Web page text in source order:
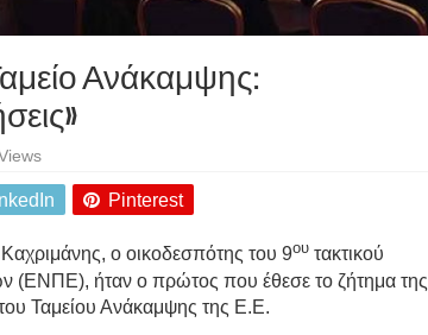
Ανάκαμψης:
Pinterest
ο οικοδεσπότης του 9ου τακτικού
(ΕΝΠΕ), ήταν ο πρώτος που έθεσε το ζήτημα της
Ταμείου Ανάκαμψης της Ε.Ε.